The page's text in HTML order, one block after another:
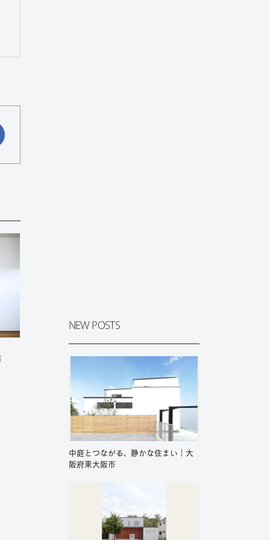
NEW POSTS
中庭とつながる、静かな住まい｜大
阪府東大阪市